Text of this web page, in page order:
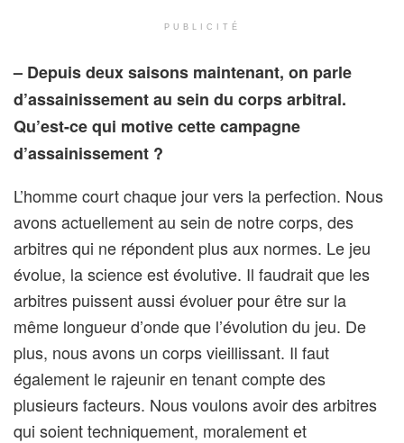
PUBLICITÉ
– Depuis deux saisons maintenant, on parle
d’assainissement au sein du corps arbitral.
Qu’est-ce qui motive cette campagne
d’assainissement ?
L’homme court chaque jour vers la perfection. Nous
avons actuellement au sein de notre corps, des
arbitres qui ne répondent plus aux normes. Le jeu
évolue, la science est évolutive. Il faudrait que les
arbitres puissent aussi évoluer pour être sur la
même longueur d’onde que l’évolution du jeu. De
plus, nous avons un corps vieillissant. Il faut
également le rajeunir en tenant compte des
plusieurs facteurs. Nous voulons avoir des arbitres
qui soient techniquement, moralement et